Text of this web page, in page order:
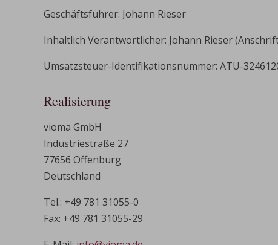
Geschäftsführer: Johann Rieser
Inhaltlich Verantwortlicher: Johann Rieser
Umsatzsteuer-Identifikationsnummer: ATU-
Realisierung
vioma GmbH
Industriestraße 27
77656 Offenburg
Deutschland
Tel.: +49 781 31055-0
Fax: +49 781 31055-29